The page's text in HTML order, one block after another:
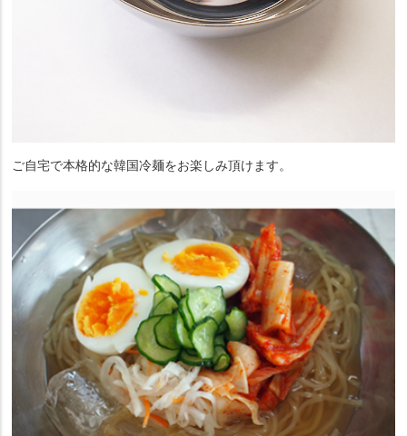
ご自宅で本格的な韓国冷麺をお楽しみ頂けます。